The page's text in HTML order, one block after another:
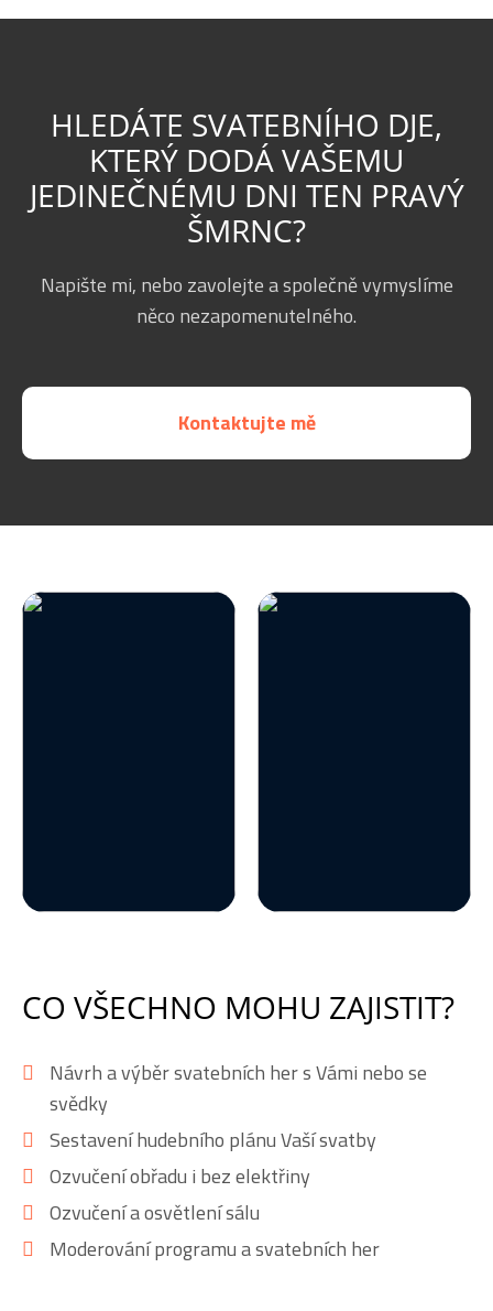
HLEDÁTE SVATEBNÍHO DJE,
KTERÝ DODÁ VAŠEMU
JEDINEČNÉMU DNI TEN PRAVÝ
ŠMRNC?
Napište mi, nebo zavolejte a společně vymyslíme
něco nezapomenutelného.
Kontaktujte mě
CO VŠECHNO MOHU ZAJISTIT?
Návrh a výběr svatebních her s Vámi nebo se
svědky
Sestavení hudebního plánu Vaší svatby
Ozvučení obřadu i bez elektřiny
Ozvučení a osvětlení sálu
Moderování programu a svatebních her